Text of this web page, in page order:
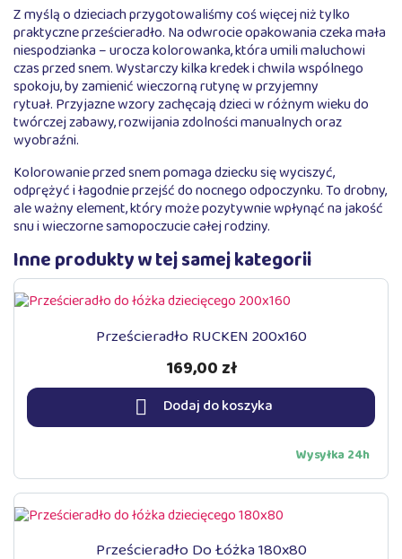
Z myślą o dzieciach przygotowaliśmy coś więcej niż tylko
praktyczne prześcieradło. Na odwrocie opakowania czeka mała
niespodzianka – urocza kolorowanka, która umili maluchowi
czas przed snem. Wystarczy kilka kredek i chwila wspólnego
spokoju, by zamienić wieczorną rutynę w przyjemny
rytuał. Przyjazne wzory zachęcają dzieci w różnym wieku do
twórczej zabawy, rozwijania zdolności manualnych oraz
wyobraźni.
Kolorowanie przed snem pomaga dziecku się wyciszyć,
odprężyć i łagodnie przejść do nocnego odpoczynku. To drobny,
ale ważny element, który może pozytywnie wpłynąć na jakość
snu i wieczorne samopoczucie całej rodziny.
Inne produkty w tej samej kategorii
Prześcieradło RUCKEN 200x160
169,00 zł
 Dodaj do koszyka
Wysyłka 24h
Prześcieradło Do Łóżka 180x80